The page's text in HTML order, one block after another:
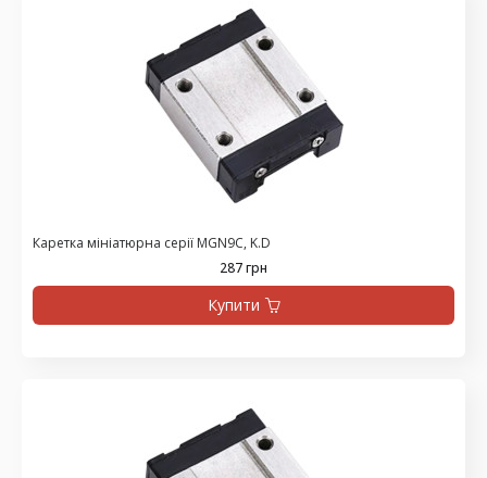
Каретка мініатюрна серії MGN9C, K.D
287 грн
Купити